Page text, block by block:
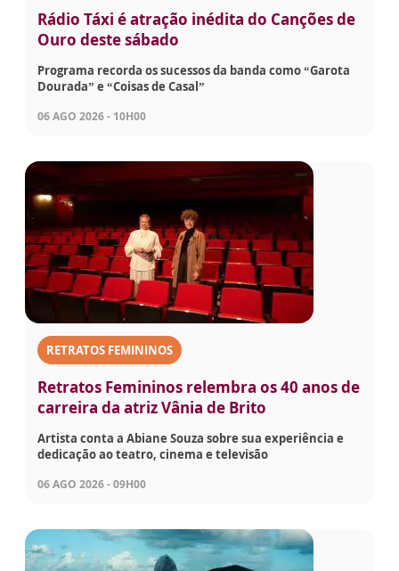
Rádio Táxi é atração inédita do Canções de
Ouro deste sábado
Programa recorda os sucessos da banda como “Garota
Dourada” e “Coisas de Casal”
06 AGO 2026 - 10H00
RETRATOS FEMININOS
Retratos Femininos relembra os 40 anos de
carreira da atriz Vânia de Brito
Artista conta a Abiane Souza sobre sua experiência e
dedicação ao teatro, cinema e televisão
06 AGO 2026 - 09H00